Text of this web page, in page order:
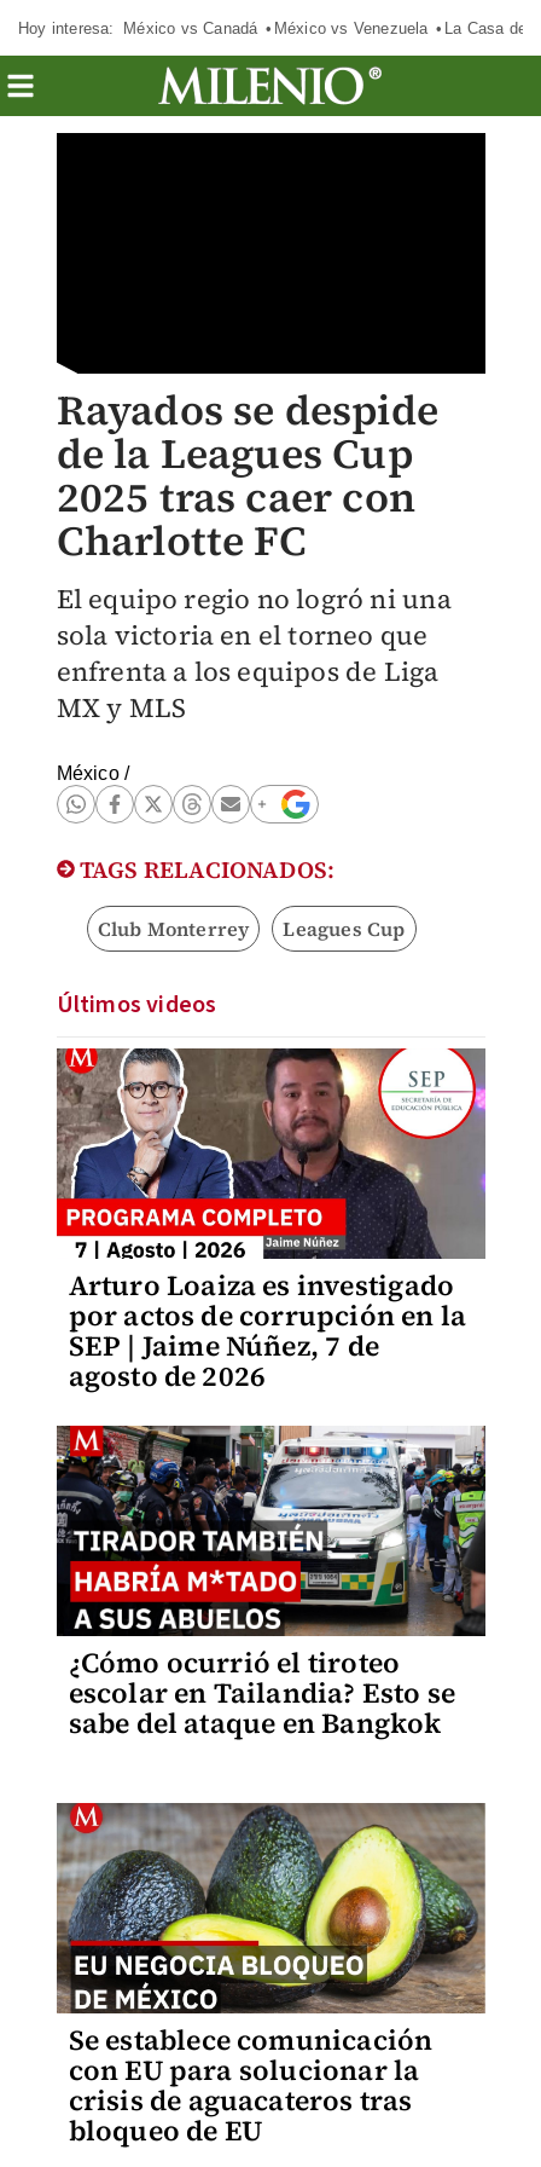
Hoy interesa: México vs Canadá México vs Venezuela La Casa de
Rayados se despide
de la Leagues Cup
2025 tras caer con
Charlotte FC
El equipo regio no logró ni una
sola victoria en el torneo que
enfrenta a los equipos de Liga
MX y MLS
México/
TAGS RELACIONADOS:
Club Monterrey Leagues Cup
Últimos videos
Arturo Loaiza es investigado
por actos de corrupción en la
SEP | Jaime Núñez, 7 de
agosto de 2026
¿Cómo ocurrió el tiroteo
escolar en Tailandia? Esto se
sabe del ataque en Bangkok
Se establece comunicación
con EU para solucionar la
crisis de aguacateros tras
bloqueo de EU